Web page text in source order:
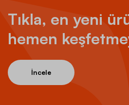
Tıkla, en yeni
hemen
İncele